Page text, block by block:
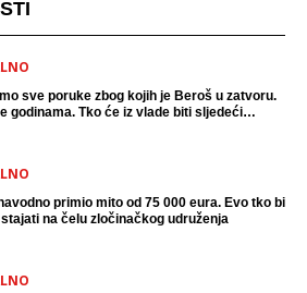
sve poruke zbog kojih je Beroš u zatvoru.
godinama. Tko će iz vlade biti sljedeći
primio mito od 75 000 eura. Evo tko bi
na čelu zločinačkog udruženja